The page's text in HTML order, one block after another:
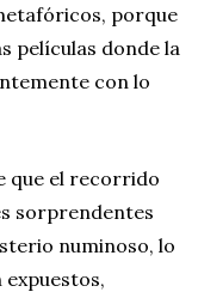
porque
películas donde la
con lo
que el recorrido
sorprendentes
numinoso, lo